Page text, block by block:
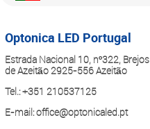
Optonica LED Portugal
Estrada Nacional 10, nº322, Brejos
de Azeitão 2925-556 Azeitão
Tel.:+351 210537125
E-mail:office@optonicaled.pt